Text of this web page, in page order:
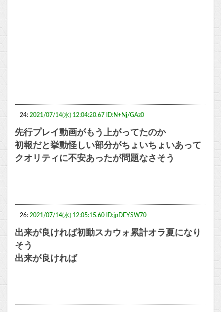
24: 2021/07/14(水) 12:04:20.67 ID:N+Nj/GAz0
先行プレイ動画がもう上がってたのか
初報だと挙動怪しい部分がちょいちょいあって
クオリティに不安あったが問題なさそう
26: 2021/07/14(水) 12:05:15.60 ID:jpDEYSW70
出来が良ければ初動スカウォ累計オラ夏になり
そう
出来が良ければ